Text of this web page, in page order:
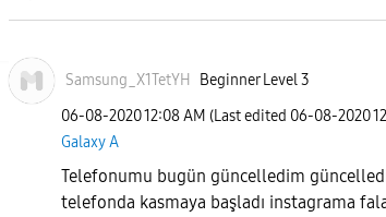
Samsung_X1TetYH Beginner Level 3
‎06-08-202012:08 AM (Last edited ‎06-08-2020
Galaxy A
Telefonumu bugün güncelledim
telefonda kasmaya başladı instagrama